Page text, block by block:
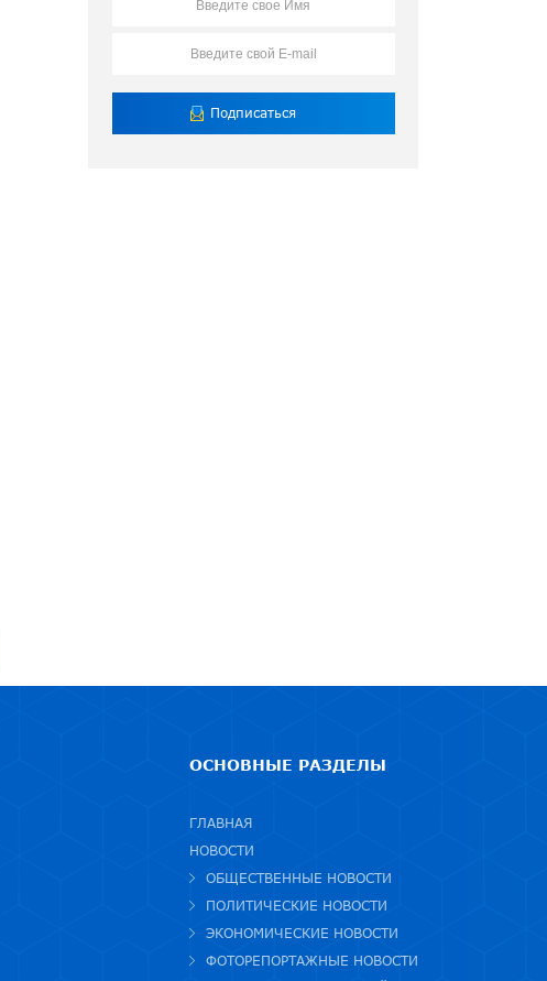
ОСНОВНЫЕ РАЗДЕЛЫ
ГЛАВНАЯ
НОВОСТИ
ОБЩЕСТВЕННЫЕ НОВОСТИ
ПОЛИТИЧЕСКИЕ НОВОСТИ
ЭКОНОМИЧЕСКИЕ НОВОСТИ
ФОТОРЕПОРТАЖНЫЕ НОВОСТИ